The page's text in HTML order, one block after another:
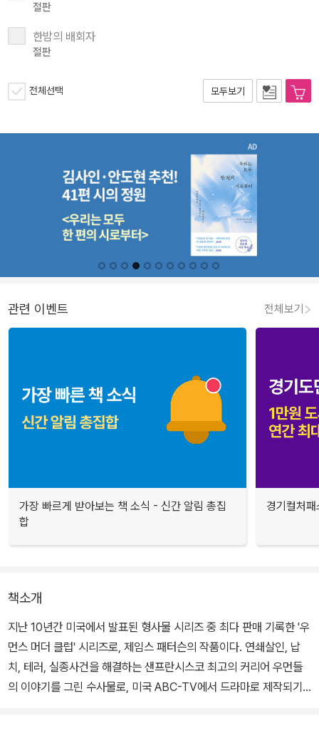
절판
한밤의 배회자
절판
전체선택 모두보기
관련 이벤트 전체보기
가장 빠르게 받아보는 책 소식 - 신간 알림 총집
합
경기컬처
책소개
지난 10년간 미국에서 발표된 형사물 시리즈 중 최다 판매 기록한 '우
먼스 머더 클럽' 시리즈로, 제임스 패터슨의 작품이다. 연쇄살인, 납
치, 테러, 실종사건을 해결하는 샌프란시스코 최고의 커리어 우먼들
의 이야기를 그린 수사물로, 미국 ABC-TV에서 드라마로 제작되기